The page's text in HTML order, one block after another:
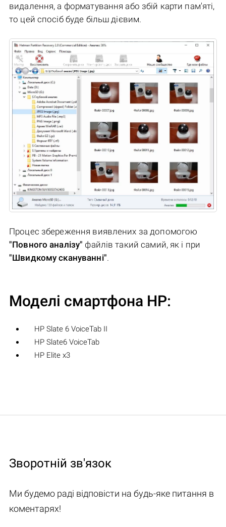
видалення, а форматування або збій карти пам'яті,
то цей спосіб буде більш дієвим.
Процес збереження виявлених за допомогою
"Повного аналізу" файлів такий самий, як і при
"Швидкому скануванні".
Моделі смартфона HP:
HP Slate 6 VoiceTab II
HP Slate6 VoiceTab
HP Elite x3
Зворотній зв'язок
Ми будемо раді відповісти на будь-яке питання в
коментарях!